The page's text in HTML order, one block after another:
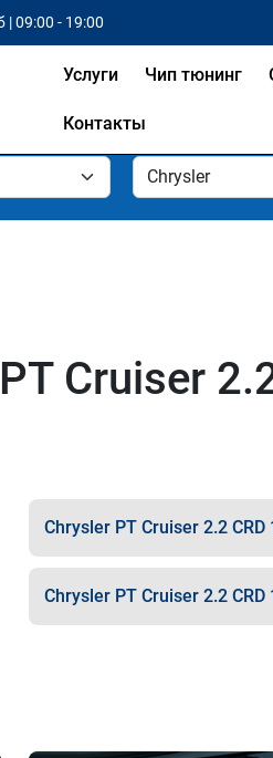
| 09:00 - 19:00
Услуги Чип тюнинг
Контакты
Cruiser
Chrysler PT Cruiser 2.2 CRD
Chrysler PT Cruiser 2.2 CRD